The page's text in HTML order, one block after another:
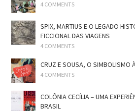
4 COMMENTS
SPIX, MARTIUS E O LEGADO
FICCIONAL DAS VIAGENS
4 COMMENTS
CRUZ E SOUSA, O SIMBOLISMO
4 COMMENTS
COLÔNIA CECÍLIA – UMA
BRASIL